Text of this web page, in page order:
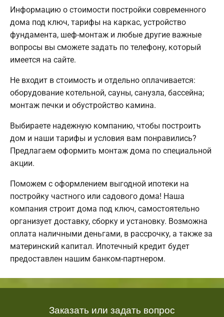
Информацию о стоимости постройки современного
дома под ключ, тарифы на каркас, устройство
фундамента, шеф-монтаж и любые другие важные
вопросы вы сможете задать по телефону, который
имеется на сайте.
Не входит в стоимость и отдельно оплачивается:
оборудование котельной, сауны, санузла, бассейна;
монтаж печки и обустройство камина.
Выбираете надежную компанию, чтобы построить
дом и наши тарифы и условия вам понравились?
Предлагаем оформить монтаж дома по специальной
акции.
Поможем с оформлением выгодной ипотеки на
постройку частного или садового дома! Наша
компания строит дома под ключ, самостоятельно
организует доставку, сборку и установку. Возможна
оплата наличными деньгами, в рассрочку, а также за
материнский капитал. Ипотечный кредит будет
предоставлен нашим банком-партнером.
Заказать или задать вопрос